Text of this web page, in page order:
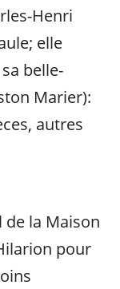
Henri
elle
belle-
Marier):
autres
la Maison
pour